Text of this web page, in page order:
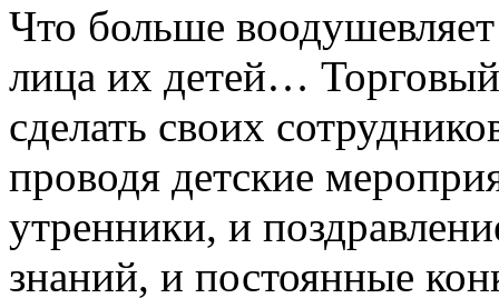
Что больше
лица их детей…
сделать своих
проводя детские
утренники, и
знаний, и постоянные